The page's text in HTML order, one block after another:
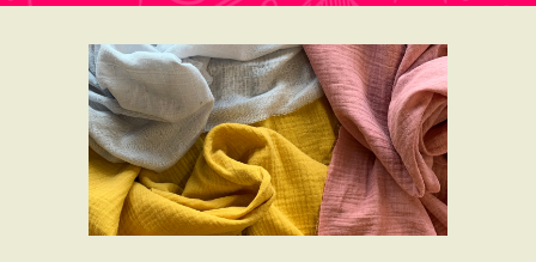
NEWSLETTERS
TUTORIELS
NOUS SOUTENONS
CONTACT